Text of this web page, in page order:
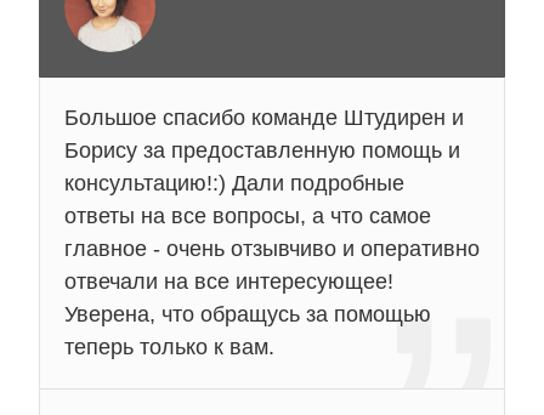
Большое спасибо команде Штудирен и
Борису за предоставленную помощь и
консультацию!:) Дали подробные
ответы на все вопросы, а что самое
главное - очень отзывчиво и оперативно
отвечали на все интересующее!
Уверена, что обращусь за помощью
теперь только к вам.